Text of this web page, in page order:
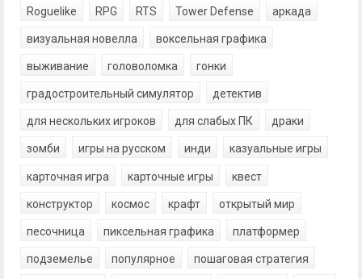
Roguelike RPG RTS Tower Defense аркада
визуальная новелла воксельная графика
выживание головоломка гонки
градостроительный симулятор детектив
для нескольких игроков для слабых ПК драки
зомби игры на русском инди казуальные игры
карточная игра карточные игры квест
конструктор космос крафт открытый мир
песочница пиксельная графика платформер
подземелье популярное пошаговая стратегия